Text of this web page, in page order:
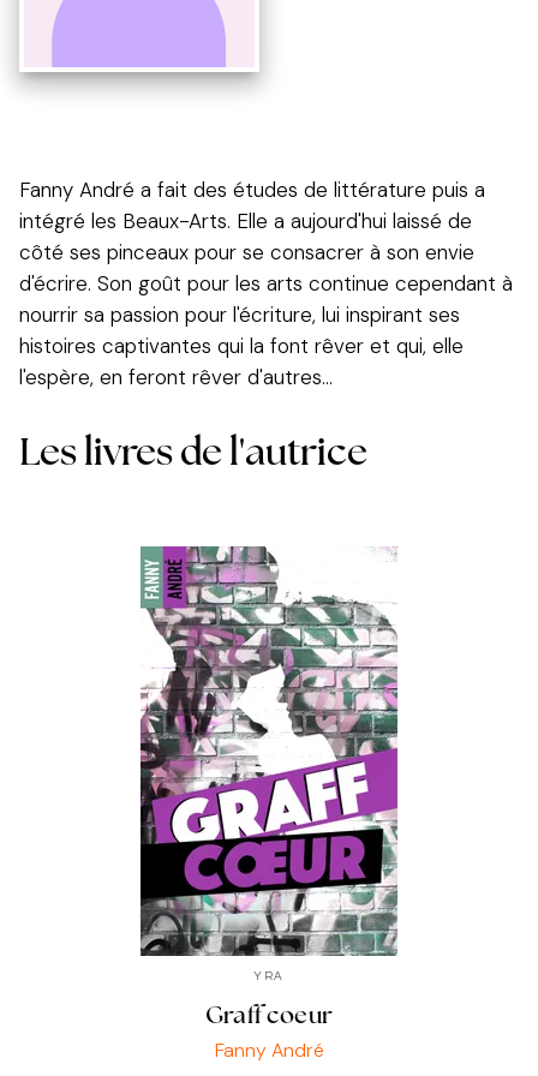
Fanny André a fait des études de littérature puis a
intégré les Beaux-Arts. Elle a aujourd'hui laissé de
côté ses pinceaux pour se consacrer à son envie
d'écrire. Son goût pour les arts continue cependant à
nourrir sa passion pour l'écriture, lui inspirant ses
histoires captivantes qui la font rêver et qui, elle
l'espère, en feront rêver d'autres...
Les livres de l'autrice
YRA
Graff coeur
Fanny André